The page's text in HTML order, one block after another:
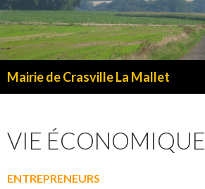
Mairie de Crasville La Mallet
VIE ÉCONOMIQUE
ENTREPRENEURS